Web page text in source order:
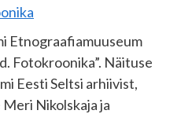
Etnograafiamuuseum
Fotokroonika”. Näituse
Eesti Seltsi arhiivist,
Meri Nikolskaja ja